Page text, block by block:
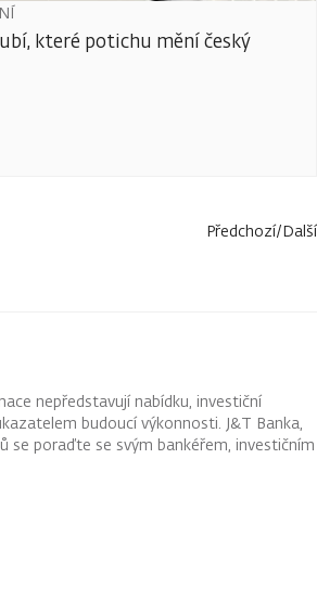
které potichu mění český
Předchozí/Další
nepředstavují nabídku, investiční
budoucí výkonnosti. J&T Banka,
se poraďte se svým bankéřem, investičním